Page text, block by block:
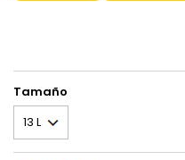
Tamaño